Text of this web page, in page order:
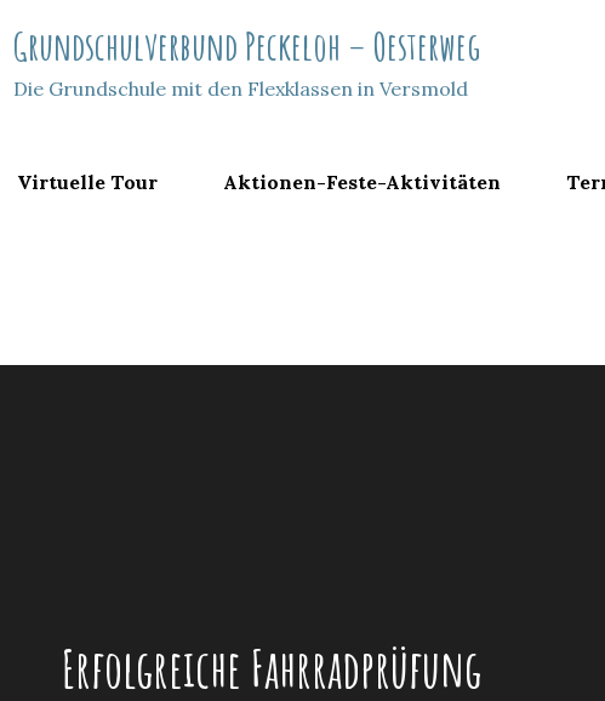
Grundschulverbund Peckeloh – Oesterweg
Die Grundschule mit den Flexklassen in Versmold
Virtuelle Tour Aktionen-Feste-Aktivitäten
Erfolgreiche Fahrradprüfung